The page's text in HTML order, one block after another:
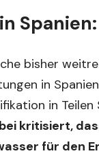
bisher
in
in Teilen
kritisiert,
für den